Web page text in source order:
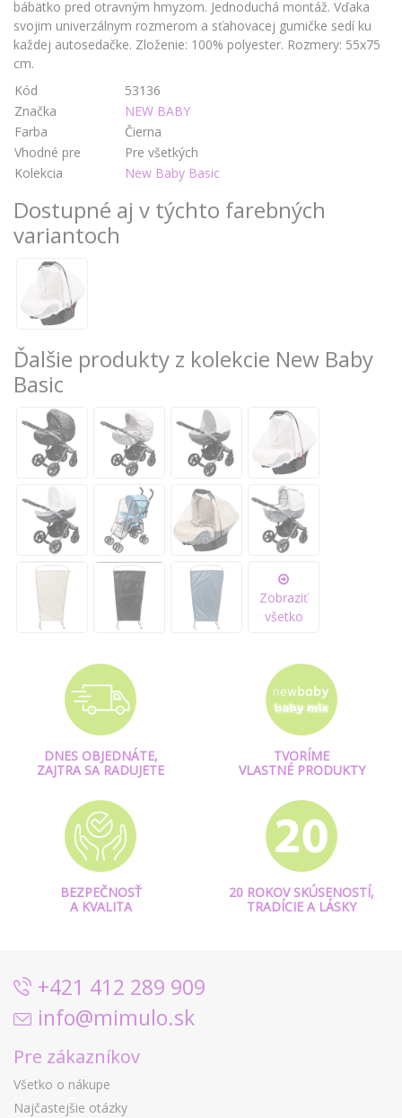
bábätko pred otravným hmyzom. Jednoduchá montáž. Vďaka
svojim univerzálnym rozmerom a sťahovacej gumičke sedí ku
každej autosedačke. Zloženie: 100% polyester. Rozmery: 55x75
cm.
Kód
53136
Značka
NEW BABY
Farba
Čierna
Vhodné pre
Pre všetkých
Kolekcia
New Baby Basic
Dostupné aj v týchto farebných
variantoch
Ďalšie produkty z kolekcie New Baby
Basic
Zobraziť
všetko
DNES OBJEDNÁTE,
ZAJTRA SA RADUJETE
TVORÍME
VLASTNÉ PRODUKTY
BEZPEČNOSŤ
A KVALITA
20 ROKOV SKÚSENOSTÍ,
TRADÍCIE A LÁSKY
+421 412 289 909
info@mimulo.sk
Pre zákazníkov
Všetko o nákupe
Najčastejšie otázky